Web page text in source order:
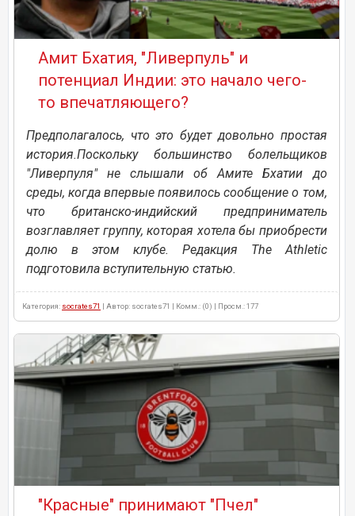
Амит Бхатия, "Ливерпуль" и
потенциал Индии: это начало чего-
то впечатляющего?
Предполагалось, что это будет довольно простая
история.Поскольку большинство болельщиков
"Ливерпуля" не слышали об Амите Бхатии до
среды, когда впервые появилось сообщение о том,
что британско-индийский предприниматель
возглавляет группу, которая хотела бы приобрести
долю в этом клубе. Редакция The Athletic
подготовила вступительную статью.
Категория: socrates71 | Автор: socrates71 | Комм.: (0) | Просм.: 177
"Красные" принимают "Пчел"